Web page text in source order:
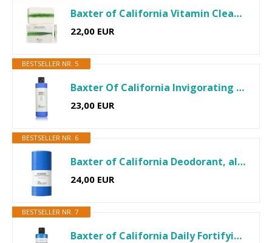
Baxter of California Vitamin Cleansing Bar, Limone & Granatapfel...
22,00 EUR
BESTSELLER NR. 5
Baxter Of California Invigorating Body Wash, Citrus & Herbal...
23,00 EUR
BESTSELLER NR. 6
Baxter of California Deodorant, aluminium- und alkoholfrei...
24,00 EUR
BESTSELLER NR. 7
Baxter of California Daily Fortifying Shampoo – Stärkt und...